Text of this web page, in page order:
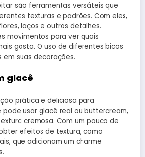
são ferramentas versáteis que
texturas e padrões. Com eles,
laços e outros detalhes.
movimentos para ver quais
gosta. O uso de diferentes bicos
em suas decorações.
glacê
prática e deliciosa para
pode usar glacê real ou buttercream,
cremosa. Com um pouco de
efeitos de textura, como
que adicionam um charme